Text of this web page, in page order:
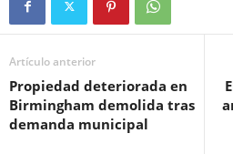
Artículo anterior
Propiedad deteriorada en
Birmingham demolida tras
demanda municipal